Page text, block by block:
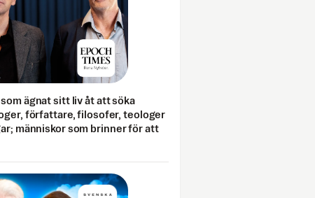
ägnat sitt liv åt att söka
författare, filosofer, teologer
människor som brinner för att